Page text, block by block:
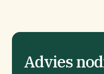
Advies